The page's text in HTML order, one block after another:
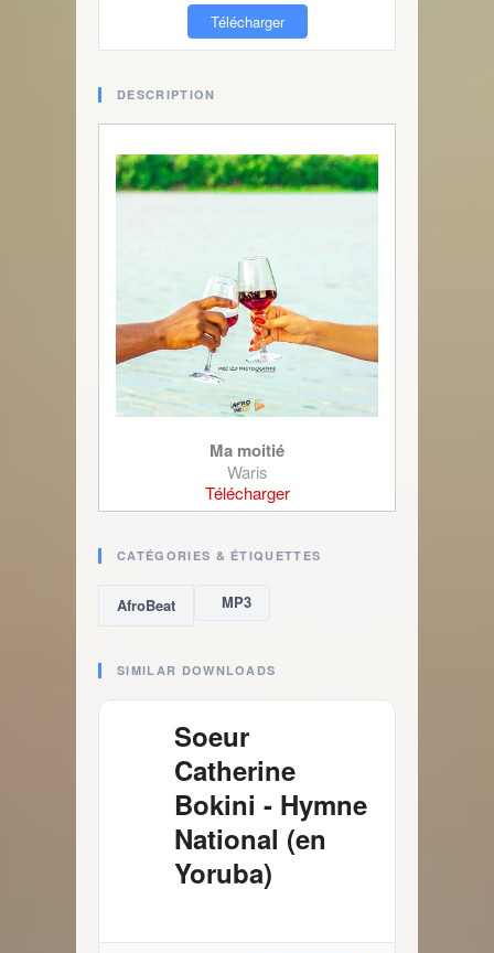
Télécharger
DESCRIPTION
Ma moitié
Waris
Télécharger
CATÉGORIES & ÉTIQUETTES
AfroBeat MP3
SIMILAR DOWNLOADS
Soeur
Catherine
Bokini - Hymne
National (en
Yoruba)